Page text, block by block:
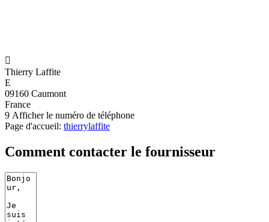

Thierry Laffite
E
09160 Caumont
France
9 Afficher le numéro de téléphone
Page d'accueil: thierrylaffite
Comment contacter le fournisseur